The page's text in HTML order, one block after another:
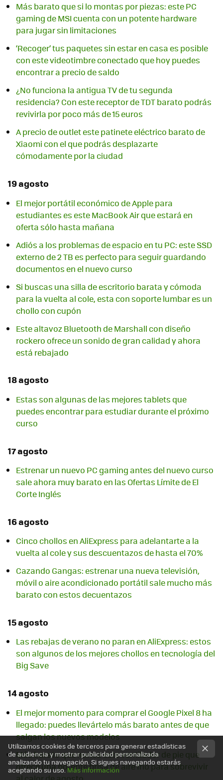
Más barato que si lo montas por piezas: este PC
gaming de MSI cuenta con un potente hardware
para jugar sin limitaciones
‘Recoger’ tus paquetes sin estar en casa es posible
con este videotimbre conectado que hoy puedes
encontrar a precio de saldo
¿No funciona la antigua TV de tu segunda
residencia? Con este receptor de TDT barato podrás
revivirla por poco más de 15 euros
A precio de outlet este patinete eléctrico barato de
Xiaomi con el que podrás desplazarte
cómodamente por la ciudad
19 agosto
El mejor portátil económico de Apple para
estudiantes es este MacBook Air que estará en
oferta sólo hasta mañana
Adiós a los problemas de espacio en tu PC: este SSD
externo de 2 TB es perfecto para seguir guardando
documentos en el nuevo curso
Si buscas una silla de escritorio barata y cómoda
para la vuelta al cole, esta con soporte lumbar es un
chollo con cupón
Este altavoz Bluetooth de Marshall con diseño
rockero ofrece un sonido de gran calidad y ahora
está rebajado
18 agosto
Estas son algunas de las mejores tablets que
puedes encontrar para estudiar durante el próximo
curso
17 agosto
Estrenar un nuevo PC gaming antes del nuevo curso
sale ahora muy barato en las Ofertas Límite de El
Corte Inglés
16 agosto
Cinco chollos en AliExpress para adelantarte a la
vuelta al cole y sus descuentazos de hasta el 70%
Cazando Gangas: estrenar una nueva televisión,
móvil o aire acondicionado portátil sale mucho más
barato con estos decuentazos
15 agosto
Las rebajas de verano no paran en AliExpress: estos
son algunos de los mejores chollos en tecnología del
Big Save
14 agosto
El mejor momento para comprar el Google Pixel 8 ha
llegado: puedes llevártelo más barato antes de que
salgan los nuevos modelos
Más barato que nunca este ventilador de pie que
ofrece una potente brisa de aire frio para sobrevivir
Utilizamos cookies de terceros para generar estadísticas
de audiencia y mostrar publicidad personalizada
analizando tu navegación. Si sigues navegando estarás
aceptando su uso.Más información